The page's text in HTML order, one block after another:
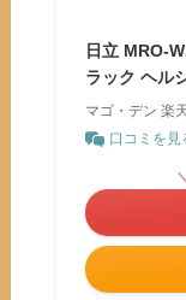
日立 MRO-
ラック ヘル
マゴ・デン 楽
口コミを見